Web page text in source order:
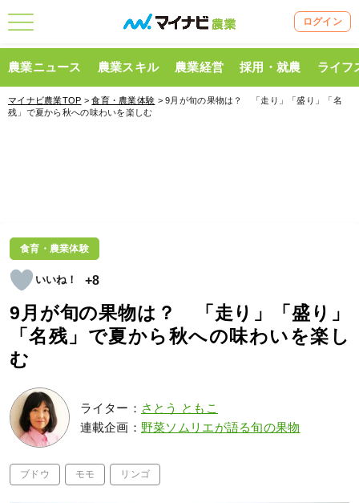
ログイン
農業ニュース 農業スキル 農業経営 採用・就農 ライフ
マイナビ農業TOP >食育・農業体験 > 9月が旬の果物は？ 「走り」「盛り」「名
残」で夏から秋への味わいを楽しむ
食育・農業体験
+8
9月が旬の果物は？ 「走り」「盛り」
「名残」で夏から秋への味わいを楽し
む
ライター： さとう ともこ
連載企画： 野菜ソムリエが語る旬の果物
ブドウ モモ リンゴ